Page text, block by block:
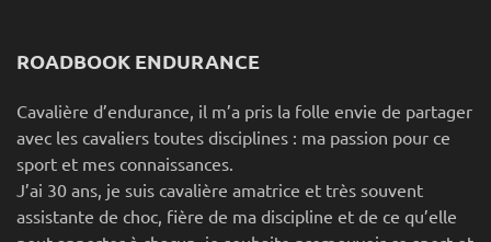
ROADBOOK ENDURANCE
Cavalière d’endurance, il m’a pris la folle envie de partager
avec les cavaliers toutes disciplines : ma passion pour ce
sport et mes connaissances.
J’ai 30 ans, je suis cavalière amatrice et très souvent
assistante de choc, fière de ma discipline et de ce qu’elle